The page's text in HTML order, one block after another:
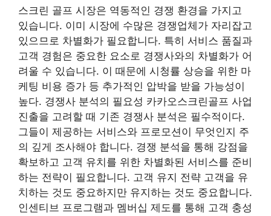
스크린 골프 시장은 역동적인 경쟁 환경을 가지고
있습니다. 이미 시장에 수많은 경쟁업체가 자리잡고
있으므로 차별화가 필요합니다. 특히 서비스 품질과
고객 경험은 중요한 요소로 경쟁사와의 차별화가 어
려울 수 있습니다. 이 때문에 시청률 상승을 위한 마
케팅 비용 증가 등 추가적인 압박을 받을 가능성이
높다. 경쟁사 분석의 필요성 카카오스크린골프 사업
진출을 고려할 때 기존 경쟁사 분석은 필수적이다.
그들이 제공하는 서비스와 프로모션이 무엇인지 주
의 깊게 조사해야 합니다. 경쟁 분석을 통해 강점을
확보하고 고객 유치를 위한 차별화된 서비스를 준비
하는 전략이 필요합니다. 고객 유지 전략 고객을 유
치하는 것도 중요하지만 유지하는 것도 중요합니다.
인센티브 프로그램과 멤버십 제도를 통해 고객 충성